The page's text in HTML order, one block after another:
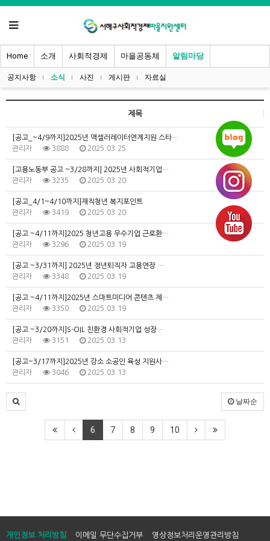
Home 소개 사회적경제 마을공동체 알림마당
공지사항 소식 사진 게시판 자료실
제목
[공고_~4/9까지]2025년 액셀러레이터연계지원 스타…
관리자
3888 2025.03.25
[고용노동부 공고 ~3/28까지] 2025년 사회적기업…
관리자
3235 2025.03.20
[공고_4/1~4/10까지]재직청년 복지포인트
관리자
3419 2025.03.20
[공고 ~4/11까지]2025 청년고용 우수기업 근로환…
관리자
3296 2025.03.19
[공고 ~3/31까지] 2025년 정년퇴직자 고용연장 …
관리자
3348 2025.03.19
[공고 ~4/11까지]2025년 스마트미디어 콘텐츠 제…
관리자
3350 2025.03.19
[공고 ~3/20까지]S-OIL 친환경 사회적기업 성장…
관리자
3151 2025.03.13
[공고~3/17까지]2025년 강소 소공인 육성 지원사…
관리자
3046 2025.03.13
날짜순
6 7 8 9 10
개인정보 처리방침 이메일 무단수집거부 영상정보처리운영관리방침